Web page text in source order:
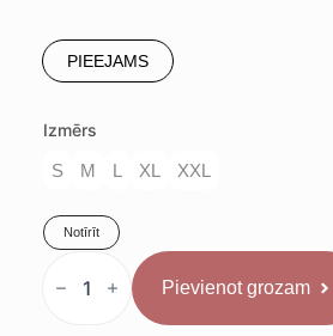
price
was:
35 €.
price
is:
25 €.
PIEEJAMS
Izmērs
S
M L XL XXL
Notīrīt
Mike
Pievienot grozam